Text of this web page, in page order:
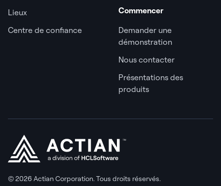
Lieux
Centre de confiance
Commencer
Demander une
démonstration
Nous contacter
Présentations des
produits
© 2026 Actian Corporation. Tous droits réservés.